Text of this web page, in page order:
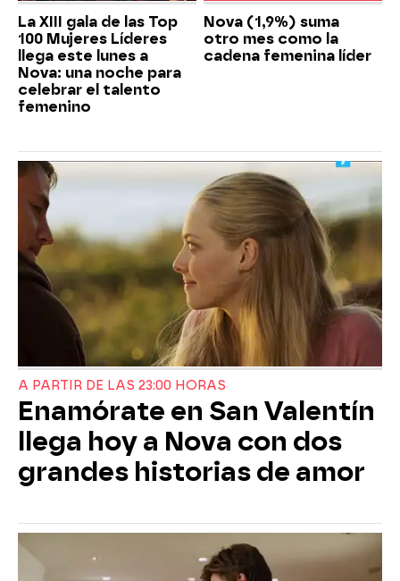
La XIII gala de las Top
100 Mujeres Líderes
llega este lunes a
Nova: una noche para
celebrar el talento
femenino
Nova (1,9%) suma
otro mes como la
cadena femenina líder
A PARTIR DE LAS 23:00 HORAS
Enamórate en San Valentín
llega hoy a Nova con dos
grandes historias de amor